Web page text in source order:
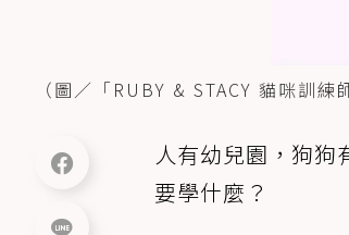
（圖／「RUBY & STACY 貓咪訓
人有幼兒園，狗狗
要學什麼？